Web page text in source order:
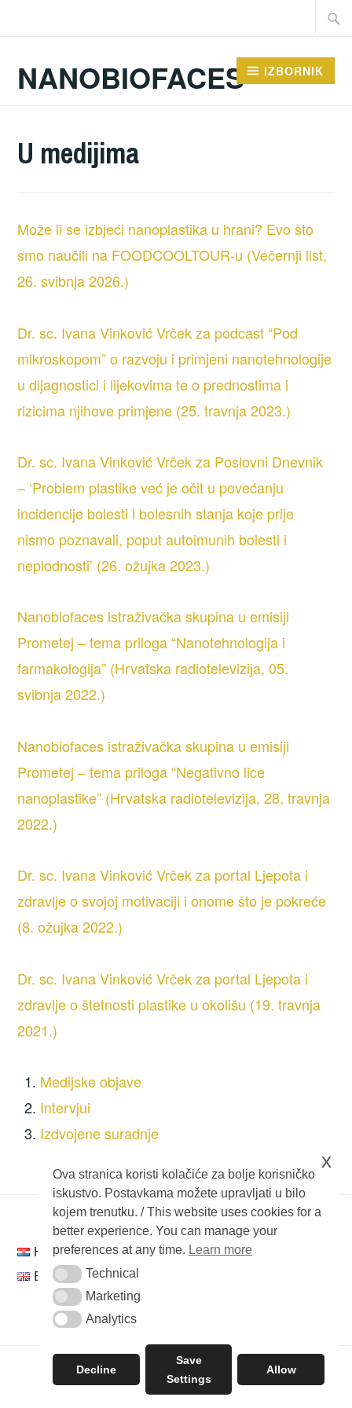
Traži:
NANOBIOFACES IZBORNIK
U medijima
Može li se izbjeći nanoplastika u hrani? Evo što
smo naučili na FOODCOOLTOUR-u (Večernji list,
26. svibnja 2026.)
Dr. sc. Ivana Vinković Vrček za podcast “Pod
mikroskopom” o razvoju i primjeni nanotehnologije
u dijagnostici i lijekovima te o prednostima i
rizicima njihove primjene (25. travnja 2023.)
Dr. sc. Ivana Vinković Vrček za Poslovni Dnevnik
– ‘Problem plastike već je očit u povećanju
incidencije bolesti i bolesnih stanja koje prije
nismo poznavali, poput autoimunih bolesti i
neplodnosti’ (26. ožujka 2023.)
Nanobiofaces istraživačka skupina u emisiji
Prometej – tema priloga “Nanotehnologija i
farmakologija” (Hrvatska radiotelevizija, 05.
svibnja 2022.)
Nanobiofaces istraživačka skupina u emisiji
Prometej – tema priloga “Negativno lice
nanoplastike” (Hrvatska radiotelevizija, 28. travnja
2022.)
Dr. sc. Ivana Vinković Vrček za portal Ljepota i
zdravlje o svojoj motivaciji i onome što je pokreće
(8. ožujka 2022.)
Dr. sc. Ivana Vinković Vrček za portal Ljepota i
zdravlje o štetnosti plastike u okolišu (19. travnja
2021.)
Medijske objave
Intervjui
Izdvojene suradnje
Hrvatski
English
PONOSNO POKREĆE WORDPRESS
TEMA: IXION OD
AUTOMATTIC.
Ova stranica koristi kolačiće za bolje korisničko
iskustvo. Postavkama možete upravljati u bilo
kojem trenutku. / This website uses cookies for a
better experience. You can manage your
preferences at any time. Learn more
TechnicalTechnical
MarketingMarketing
AnalyticsAnalytics
Decline
Save
Settings
Allow
x